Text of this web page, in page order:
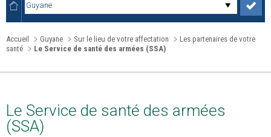
Accueil Guyane Sur le lieu de votre affectation
Les partenaires de votre
santé
Le Service de santé des armées (SSA)
Le Service de santé des armées
(SSA)